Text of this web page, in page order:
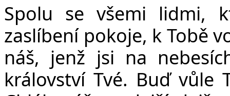
Spolu se všemi lidmi,
zaslíbení pokoje, k Tobě
náš, jenž jsi na
království Tvé. Buďvůle